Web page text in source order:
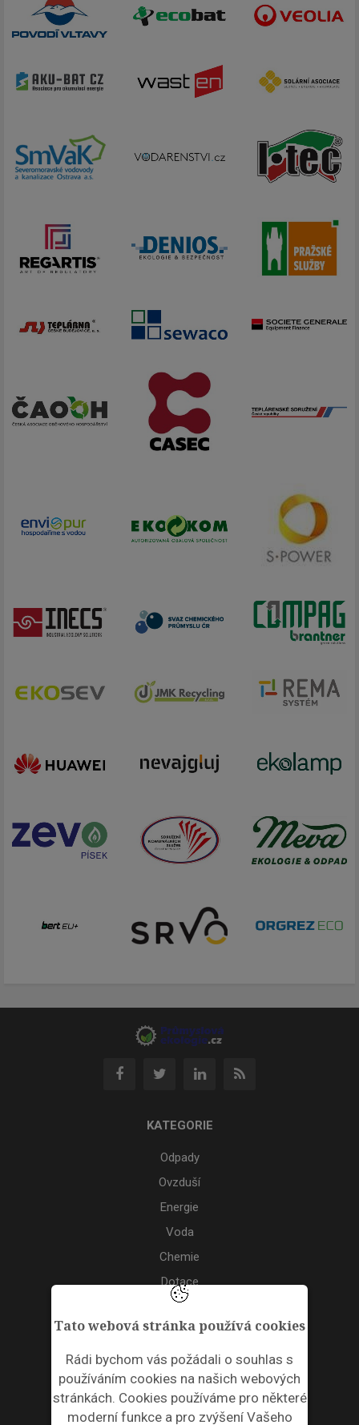
Tato webová stránka používá cookies
Rádi bychom vás požádali o souhlas s
používáním cookies na našich webových
stránkách. Cookies používáme pro některé
moderní funkce a pro zvýšení Vašeho
KATEGORIE
Odpady
Ovzduší
Energie
Voda
Chemie
Dotace
Akce
ODPADNÍ PLASTY